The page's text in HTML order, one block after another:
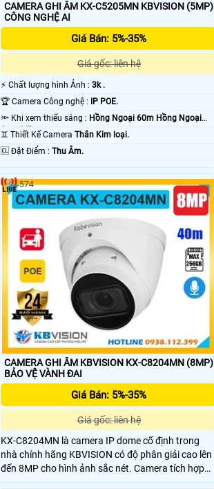
CAMERA GHI ÂM KX-C5205MN KBVISION (5MP)
CÔNG NGHỆ AI
Giá Bán: 5%-35%
Giá gốc: liên hệ
️⚡ Chất lượng hình Ảnh :3k .
🏆 Camera Công nghệ :
IP POE.
🔦 Khi xem thiếu sáng : Hồng Ngoại 60m Hồng Ngoại
Smart IR.
♊ Thiết Kế CameraThân Kim loại.
️🆑 Đặt Điểm :Thu Âm.
CAMERA GHI ÂM KBVISION KX-C8204MN (8MP)
BẢO VỆ VÀNH ĐAI
Giá Bán: 5%-35%
Giá gốc: liên hệ
KX-C8204MN là camera IP dome cố định trong
nhà chính hãng KBVISION có độ phân giải cao lên
đến 8MP cho hình ảnh sắc nét. Camera tích hợp
hồng ngoại 40m, mic ghi âm, khe cắm thẻ nhớ lên
574